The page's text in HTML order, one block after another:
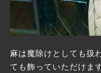
麻は魔除けとしても扱
ても飾っていただけま